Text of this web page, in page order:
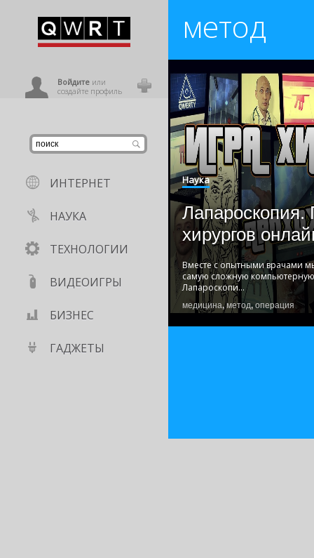
Войдитеили
создайте профиль
ИНТЕРНЕТ
НАУКА
ТЕХНОЛОГИИ
ВИДЕОИГРЫ
БИЗНЕС
ГАДЖЕТЫ
метод
Наука
Лапароскопия.
хирургов
Вместе с опытными врачами
самую сложную
Лапароскопи...
медицина,метод, операция